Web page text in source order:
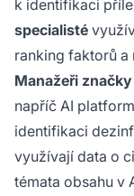
k identifikaci
specialisté
ranking faktorů a
Manažeři značky
napříč AI
identifikaci
využívají data o
témata obsahu v